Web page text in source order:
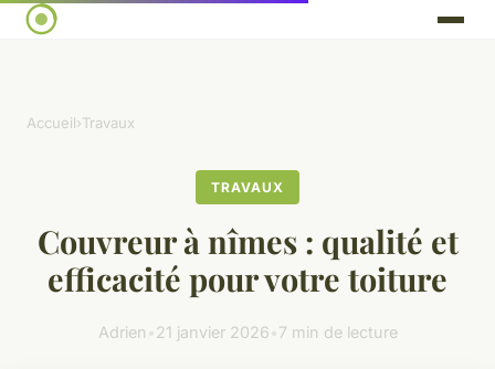
Accueil›Travaux
TRAVAUX
Couvreur à nîmes : qualité et
efficacité pour votre toiture
Adrien 21 janvier 2026 7 min de lecture